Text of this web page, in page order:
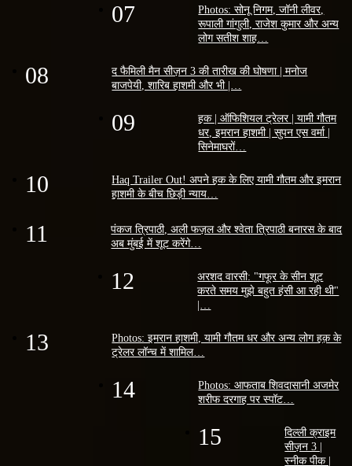
07
Photos: सोनू निगम, जॉनी लीवर,
रूपाली गांगुली, राजेश कुमार और अन्य
लोग सतीश शाह…
08
द फैमिली मैन सीज़न 3 की तारीख की घोषणा | मनोज
बाजपेयी, शारिब हाशमी और भी |…
09
हक | ऑफिशियल ट्रेलर | यामी गौतम
धर, इमरान हाशमी | सुपन एस वर्मा |
सिनेमाघरों…
10
Haq Trailer Out! अपने हक के लिए यामी गौतम और इमरान
हाशमी के बीच छिड़ी न्याय…
11
पंकज त्रिपाठी, अली फज़ल और श्वेता त्रिपाठी बनारस के बाद
अब मुंबई में शूट करेंगे…
12
अरशद वारसी: "गफूर के सीन शूट
करते समय मुझे बहुत हंसी आ रही थी"
|…
13
Photos: इमरान हाशमी, यामी गौतम धर और अन्य लोग हक़ के
ट्रेलर लॉन्च में शामिल…
14
Photos: आफताब शिवदासानी अजमेर
शरीफ दरगाह पर स्पॉट…
15
दिल्ली क्राइम
सीज़न 3 |
स्नीक पीक |